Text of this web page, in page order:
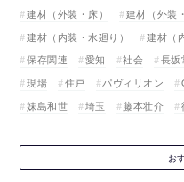
建材（外装・床）
建材（外装
建材（内装・水廻り）
建材（
保存関連
愛知 社会 長坂
現場
住戸 パヴィリオン
妹島和世
埼玉 藤本壮介
お